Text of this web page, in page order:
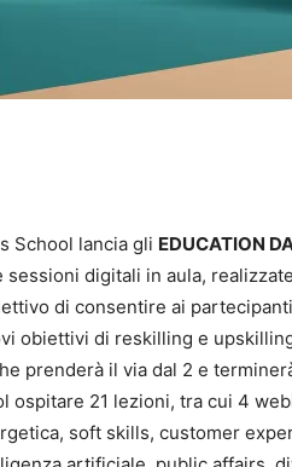
School lancia gli EDUCATION
sessioni digitali in aula,
di consentire ai
obiettivi di reskilling e
prenderà il via dal 2 e
ospitare 21 lezioni, tra cui 4
soft skills, customer